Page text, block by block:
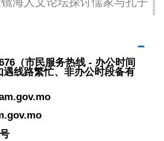
（市民服务热线 - 办公时间
遇线路繁忙、非办公时段备有